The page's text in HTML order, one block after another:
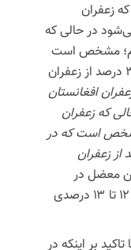
زعفران
در حالی که
بپردازم؛ مشخص است
که در همان ابتدا، قیمت زعفران ما ۳۸ درصد از زعفران
افغانستان
که زعفران
مشخص است که در
زعفران ما ۳۸ درصد از زعفران
معضل در
صادرات زعفران به چین هم که تعرفه ۱۲ تا ۱۳ درصدی
بر اینکه در